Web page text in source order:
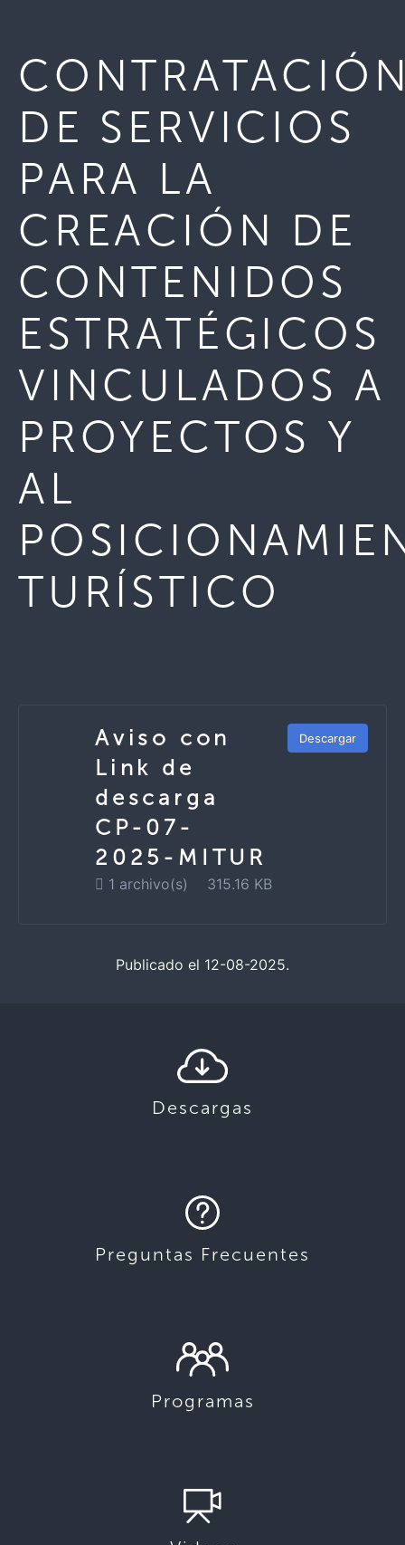
DE SERVICIOS
PARA LA
CREACIÓN DE
CONTENIDOS
ESTRATÉGICOS
VINCULADOS A
PROYECTOS Y
AL
TURÍSTICO
Aviso con
Link de
descarga
CP-07-
2025-MITUR
1 archivo(s) 315.16 KB
Descargar
Publicado el 12-08-2025.
Descargas
Preguntas Frecuentes
Programas